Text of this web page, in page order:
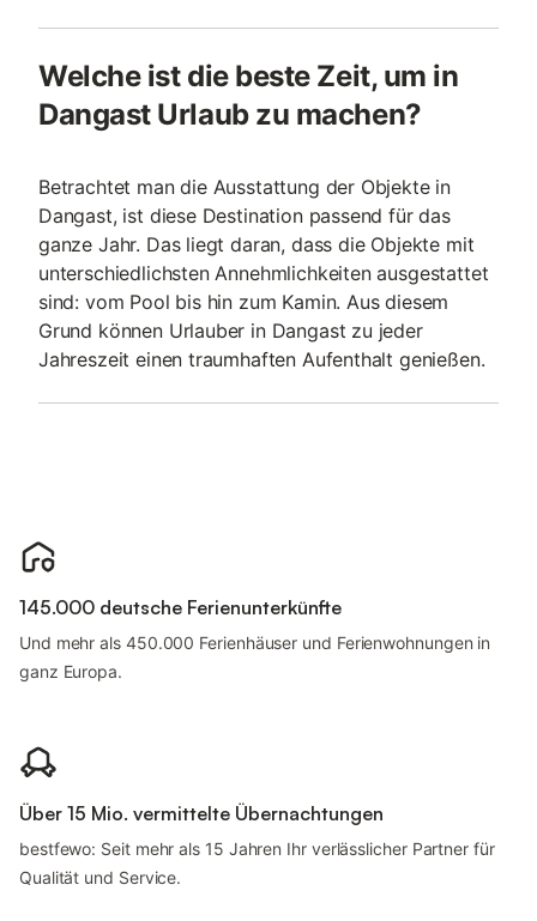
Welche ist die beste Zeit, um in
Dangast Urlaub zu machen?
Betrachtet man die Ausstattung der Objekte in
Dangast, ist diese Destination passend für das
ganze Jahr. Das liegt daran, dass die Objekte mit
unterschiedlichsten Annehmlichkeiten ausgestattet
sind: vom Pool bis hin zum Kamin. Aus diesem
Grund können Urlauber in Dangast zu jeder
Jahreszeit einen traumhaften Aufenthalt genießen.
145.000 deutsche Ferienunterkünfte
Und mehr als 450.000 Ferienhäuser und Ferienwohnungen in
ganz Europa.
Über 15 Mio. vermittelte Übernachtungen
bestfewo: Seit mehr als 15 Jahren Ihr verlässlicher Partner für
Qualität und Service.